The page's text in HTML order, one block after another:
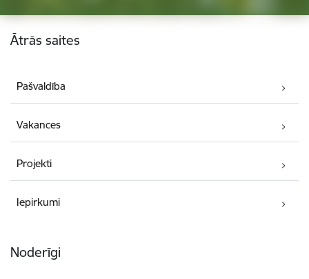
Kājene
Ātrās saites
Pašvaldība
Vakances
Projekti
Iepirkumi
Noderīgi